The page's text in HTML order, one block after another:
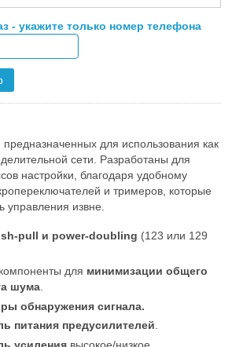
- укажите только номер телефона
для использования как
сети. Разработаны для
настройки, благодаря удобному
и тримеров, которые
управления извне.
pull и power-doubling (123 или 129
для минимизации общего
шума
обнаружения сигнала.
питания предусилителей.